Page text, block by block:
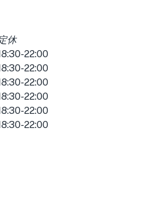
休
22:00
22:00
22:00
22:00
22:00
22:00